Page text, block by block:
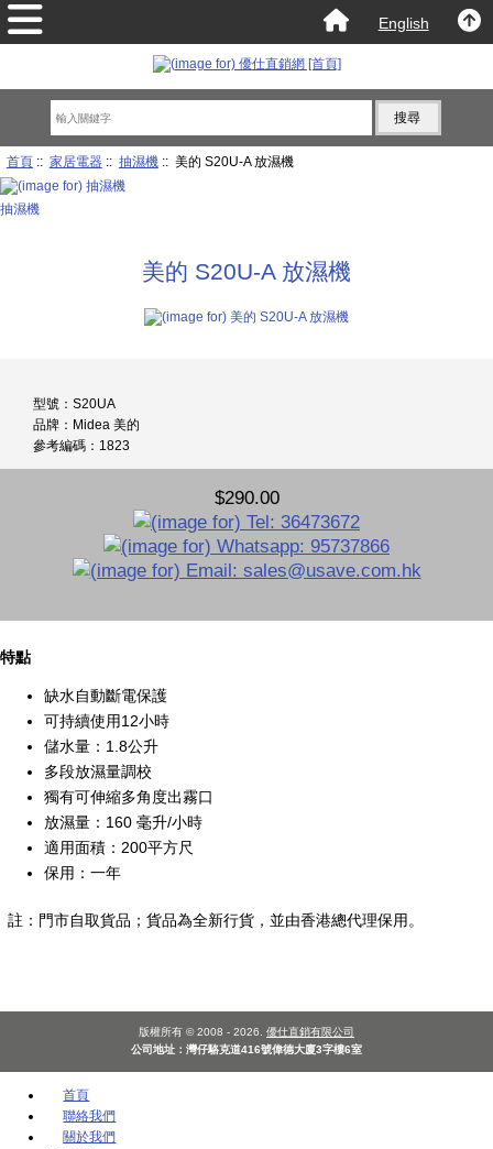
English
首頁:: 家居電器:: 抽濕機:: 美的 S20U-A 放濕機
抽濕機
美的 S20U-A 放濕機
型號：S20UA
品牌：Midea 美的
參考編碼：1823
$290.00
特點
缺水自動斷電保護
可持續使用12小時
儲水量：1.8公升
多段放濕量調校
獨有可伸縮多角度出霧口
放濕量：160 毫升/小時
適用面積：200平方尺
保用：一年
註：門市自取貨品；貨品為全新行貨，並由香港總代理保用。
版權所有 © 2008 - 2026. 優仕直銷有限公司
公司地址：灣仔駱克道416號偉德大廈3字樓6室
首頁
聯絡我們
關於我們